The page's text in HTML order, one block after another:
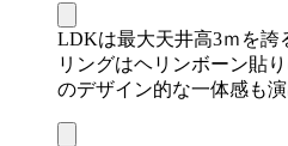
LDKは最大天井高3ｍを誇
リングはヘリンボーン貼
のデザイン的な一体感も